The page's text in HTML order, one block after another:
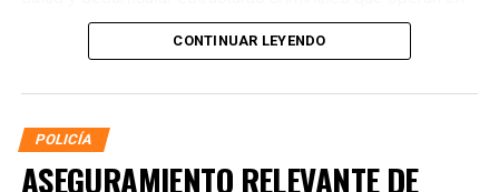
distintos municipios.
CONTINUAR LEYENDO
POLICÍA
ASEGURAMIENTO RELEVANTE DE